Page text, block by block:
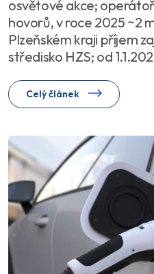
osvětové akce;
hovorů, v roce 2025 ~2
Plzeňském kraji příjem
středisko HZS; od
Celý článek